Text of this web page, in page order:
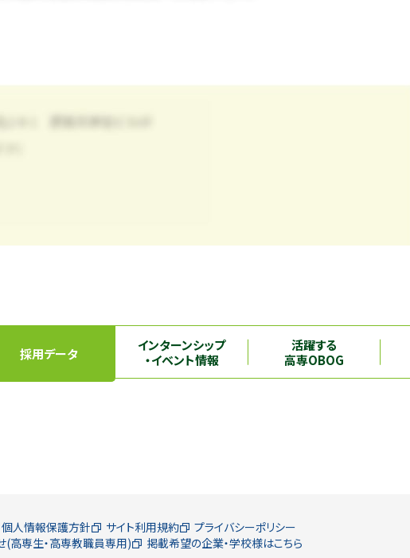
採用データ
インターンシップ
・イベント情報
活躍する
高専OBOG
個人情報保護方針 サイト利用規約
プライバシーポリシー
(高専生・高専教職員専用)
掲載希望の企業・学校様はこちら